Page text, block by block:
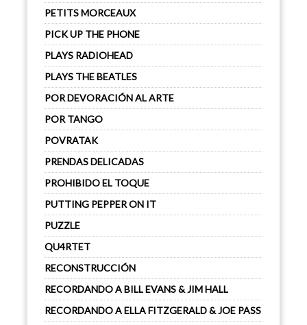
PETITS MORCEAUX
PICK UP THE PHONE
PLAYS RADIOHEAD
PLAYS THE BEATLES
POR DEVORACIÓN AL ARTE
POR TANGO
POVRATAK
PRENDAS DELICADAS
PROHIBIDO EL TOQUE
PUTTING PEPPER ON IT
PUZZLE
QU4RTET
RECONSTRUCCIÓN
RECORDANDO A BILL EVANS & JIM HALL
RECORDANDO A ELLA FITZGERALD & JOE PASS